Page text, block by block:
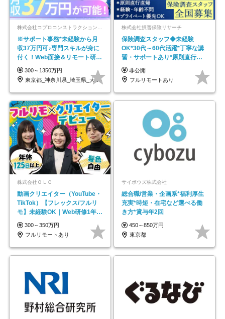
※サポート事務*未経験から月
収37万円可♪専門スキルが身に
付く！Web面接＆リモート研修
も充実♪/a
300～1350万円
東京都_神奈川県_埼玉県_大阪府_愛知県…
株式会社損害保険リサーチ
保険調査スタッフ◆未経験
OK*30代～60代活躍*丁寧な講
習・サポートあり*原則直行直
帰／全国募集・業務委託
非公開
フルリモートあり
株式会社ＯＬＣ
動画クリエイター（YouTube・
TikTok）【フレックス/フルリ
モ】未経験OK｜Web研修1年間
｜副業OK
300～350万円
フルリモートあり
サイボウズ株式会社
総合職/営業・企画系*福利厚生
充実*時短・在宅など選べる働
き方*賞与年2回
450～850万円
東京都